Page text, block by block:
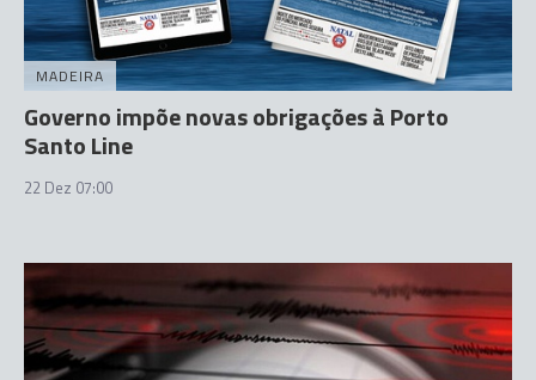
MADEIRA
Governo impõe novas obrigações à Porto
Santo Line
22 Dez 07:00